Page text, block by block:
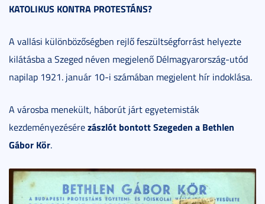
KATOLIKUS KONTRA PROTESTÁNS?
A vallási különbözőségben rejlő feszültségforrást helyezte
kilátásba a Szeged néven megjelenő Délmagyarország-utód
napilap 1921. január 10-i számában megjelent hír indoklása.
A városba menekült, háborút járt egyetemisták
kezdeményezésérezászlót bontott Szegeden a Bethlen
Gábor Kör.